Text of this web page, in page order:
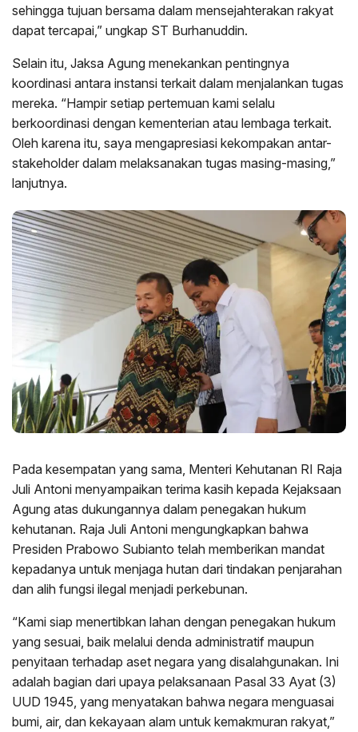
sehingga tujuan bersama dalam mensejahterakan rakyat
dapat tercapai,” ungkap ST Burhanuddin.
Selain itu, Jaksa Agung menekankan pentingnya
koordinasi antara instansi terkait dalam menjalankan tugas
mereka. “Hampir setiap pertemuan kami selalu
berkoordinasi dengan kementerian atau lembaga terkait.
Oleh karena itu, saya mengapresiasi kekompakan antar-
stakeholder dalam melaksanakan tugas masing-masing,”
lanjutnya.
Pada kesempatan yang sama, Menteri Kehutanan RI Raja
Juli Antoni menyampaikan terima kasih kepada Kejaksaan
Agung atas dukungannya dalam penegakan hukum
kehutanan. Raja Juli Antoni mengungkapkan bahwa
Presiden Prabowo Subianto telah memberikan mandat
kepadanya untuk menjaga hutan dari tindakan penjarahan
dan alih fungsi ilegal menjadi perkebunan.
“Kami siap menertibkan lahan dengan penegakan hukum
yang sesuai, baik melalui denda administratif maupun
penyitaan terhadap aset negara yang disalahgunakan. Ini
adalah bagian dari upaya pelaksanaan Pasal 33 Ayat (3)
UUD 1945, yang menyatakan bahwa negara menguasai
bumi, air, dan kekayaan alam untuk kemakmuran rakyat,”